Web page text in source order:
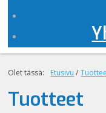
Olet tässä: Etusivu /
Tuotteet